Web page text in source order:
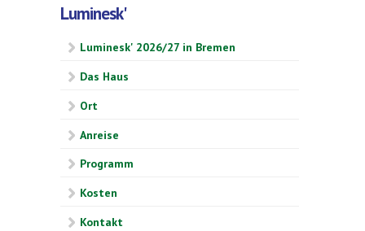
Luminesk'
Luminesk' 2026/27 in Bremen
Das Haus
Ort
Anreise
Programm
Kosten
Kontakt